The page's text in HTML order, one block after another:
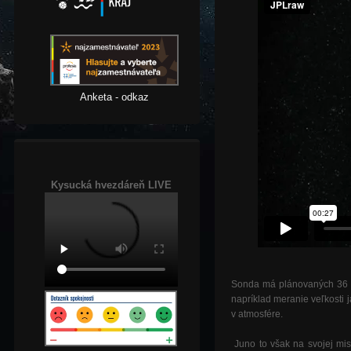
Anketa - odkaz
Kysucká hvezdáreň LIVE
Sonda má plánovaných
napríklad meranie veľkosti
v atmosfére.
Juno to však na svojej